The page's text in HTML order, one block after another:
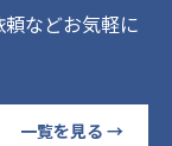
などお気軽に
一覧を見る →